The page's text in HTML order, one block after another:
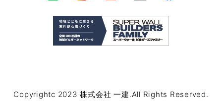
Copyrightc 2023 株式会社 一建.All Rights Reserved.